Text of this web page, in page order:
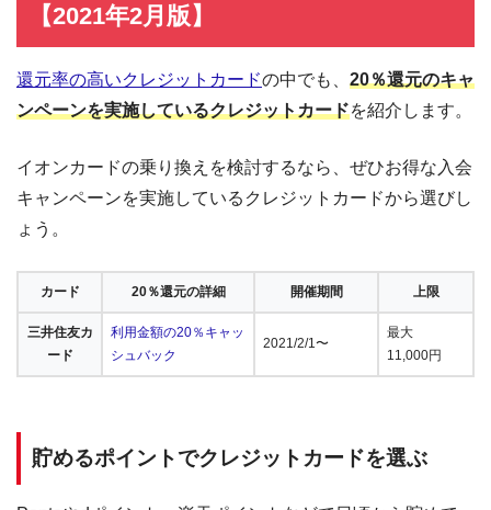
【2021年2月版】
還元率の高いクレジットカードの中でも、 20％還元のキャ
ンペーンを実施しているクレジットカードを紹介します。
イオンカードの乗り換えを検討するなら、ぜひお得な入会
キャンペーンを実施しているクレジットカードから選びし
ょう。
カード 20％還元の詳細 開催期間 上限
三井住友カ
ード
利用金額の20％キャッ
シュバック
2021/2/1〜
最大
11,000円
貯めるポイントでクレジットカードを選ぶ